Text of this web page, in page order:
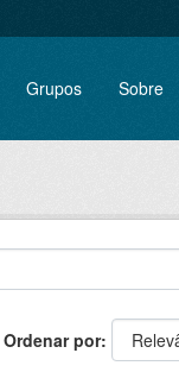
Grupos Sobre
Ordenar por